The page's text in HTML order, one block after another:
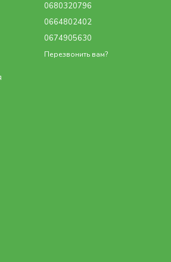
0680320796
0664802402
0674905630
Перезвонить вам?